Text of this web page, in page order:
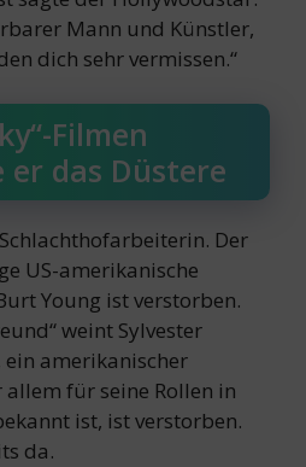
Mann und Künstler,
dich sehr vermissen.“
Filmen
das Düstere
Der
US-amerikanische
Young ist verstorben.
weint Sylvester
ein amerikanischer
für seine Rollen in
ist, ist verstorben.
da.